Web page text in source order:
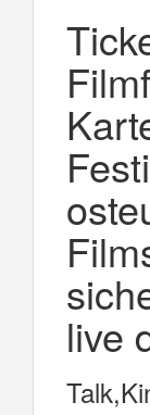
live